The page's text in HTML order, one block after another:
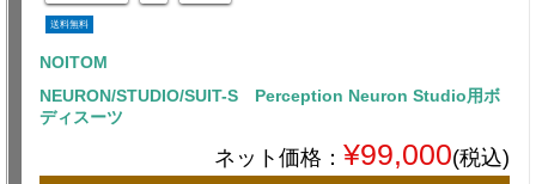
送料無料
NOITOM
NEURON/STUDIO/SUIT-S Perception Neuron Studio用ボ
ディスーツ
ネット価格： ¥99,000(税込)